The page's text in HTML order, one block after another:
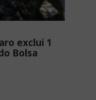
exclui 1
Bolsa